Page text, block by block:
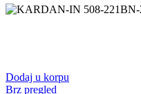
Dodaj u korpu
Brz pregled